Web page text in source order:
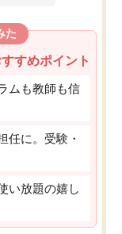
た
すめポイント
ムも教師も信
任に。受験・
い放題の嬉し